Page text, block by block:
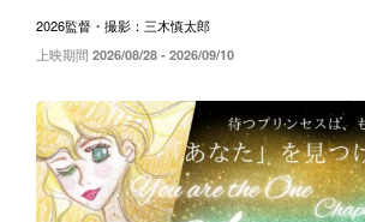
2026監督・撮影：三木慎太郎
上映期間 2026/08/28 - 2026/09/10